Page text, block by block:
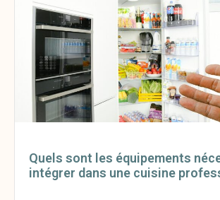
Quels sont les équipements
intégrer dans une cuisine